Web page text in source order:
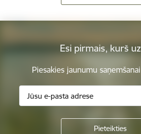
Esi pirmais, kurš
Piesakies jaunumu